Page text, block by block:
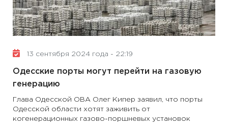
13 сентября 2024 года - 22:19
Одесские порты могут перейти на газовую
генерацию
Глава Одесской ОВА Олег Кипер заявил, что порты
Одесской области хотят заживить от
когенерационных газово-поршневых установок